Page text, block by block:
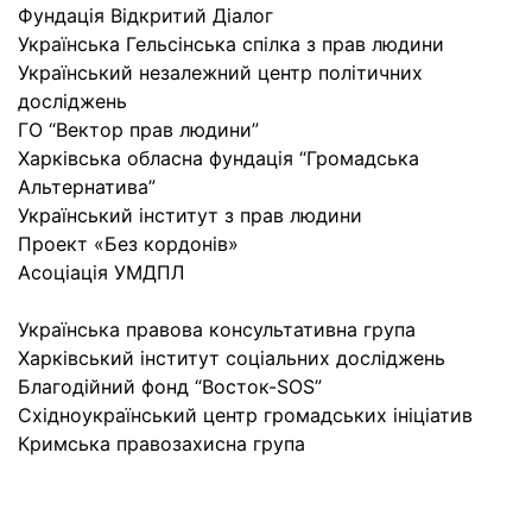
Фундація Відкритий Діалог
Українська Гельсінська спілка з прав людини
Український незалежний центр політичних
досліджень
ГО “Вектор прав людини”
Харківська обласна фундація “Громадська
Альтернатива”
Український інститут з прав людини
Проект «Без кордонів»
Асоціація УМДПЛ
Українська правова консультативна група
Харківський інститут соціальних досліджень
Благодійний фонд “Восток-SOS”
Східноукраїнський центр громадських ініціатив
Кримська правозахисна група